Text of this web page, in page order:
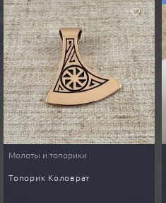
Молоты и топорики
Топорик Коловрат